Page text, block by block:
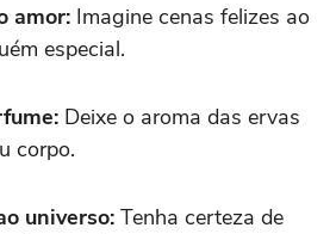
amor: Imagine cenas felizes ao
especial.
Deixe o aroma das ervas
corpo.
universo: Tenha certeza de